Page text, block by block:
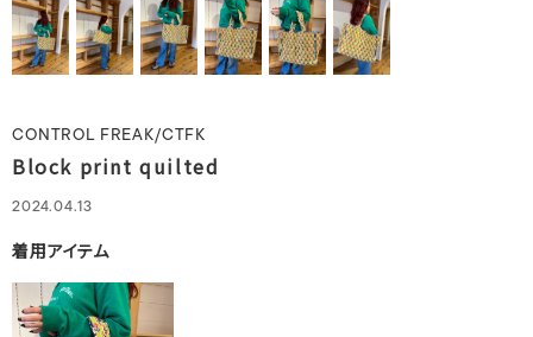
CONTROL FREAK/CTFK
Block print quilted
2024.04.13
着用アイテム